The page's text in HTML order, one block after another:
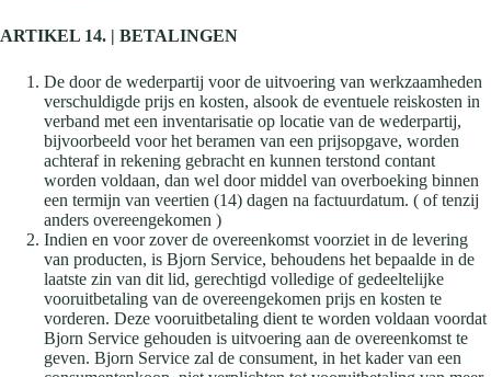
ARTIKEL 14. | BETALINGEN
De door de wederpartij voor de uitvoering van werkzaamheden
verschuldigde prijs en kosten, alsook de eventuele reiskosten in
verband met een inventarisatie op locatie van de wederpartij,
bijvoorbeeld voor het beramen van een prijsopgave, worden
achteraf in rekening gebracht en kunnen terstond contant
worden voldaan, dan wel door middel van overboeking binnen
een termijn van veertien (14) dagen na factuurdatum. ( of tenzij
anders overeengekomen )
Indien en voor zover de overeenkomst voorziet in de levering
van producten, is Bjorn Service, behoudens het bepaalde in de
laatste zin van dit lid, gerechtigd volledige of gedeeltelijke
vooruitbetaling van de overeengekomen prijs en kosten te
vorderen. Deze vooruitbetaling dient te worden voldaan voordat
Bjorn Service gehouden is uitvoering aan de overeenkomst te
geven. Bjorn Service zal de consument, in het kader van een